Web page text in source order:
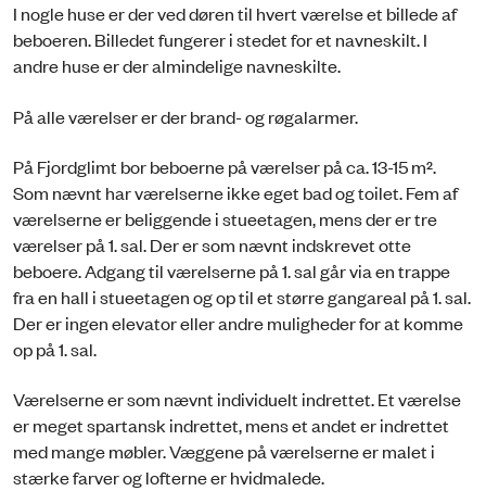
I nogle huse er der ved døren til hvert værelse et billede af
beboeren. Billedet fungerer i stedet for et navneskilt. I
andre huse er der almindelige navneskilte.
På alle værelser er der brand- og røgalarmer.
På Fjordglimt bor beboerne på værelser på ca. 13-15 m².
Som nævnt har værelserne ikke eget bad og toilet. Fem af
værelserne er beliggende i stueetagen, mens der er tre
værelser på 1. sal. Der er som nævnt indskrevet otte
beboere. Adgang til værelserne på 1. sal går via en trappe
fra en hall i stueetagen og op til et større gangareal på 1. sal.
Der er ingen elevator eller andre muligheder for at komme
op på 1. sal.
Værelserne er som nævnt individuelt indrettet. Et værelse
er meget spartansk indrettet, mens et andet er indrettet
med mange møbler. Væggene på værelserne er malet i
stærke farver og lofterne er hvidmalede.